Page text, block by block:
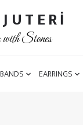
Stones
EARRINGS